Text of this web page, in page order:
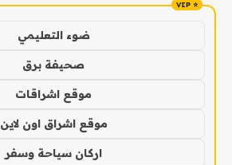
ضوء التعليمي
صحيفة برق
موقع اشراقات
موقع اشراق اون لاين
اركان سياحة وسفر